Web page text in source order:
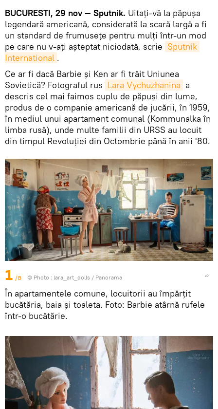
BUCURESTI, 29 nov — Sputnik. Uitați-vă la păpușa
legendară americană, considerată la scară largă a fi
un standard de frumusețe pentru mulți într-un mod
pe care nu v-ați așteptat niciodată, scrie Sputnik
International .
Ce ar fi dacă Barbie și Ken ar fi trăit Uniunea
Sovietică? Fotograful rus Lara Vychuzhanina a
descris cel mai faimos cuplu de păpuși din lume,
produs de o companie americană de jucării, în 1959,
în mediul unui apartament comunal (Kommunalka în
limba rusă), unde multe familii din URSS au locuit
din timpul Revoluției din Octombrie până în anii '80.
1 /8 © Photo : lara_art_dolls / Panorama
În apartamentele comune, locuitorii au împărțit
bucătăria, baia și toaleta. Foto: Barbie atârnă rufele
într-o bucătărie.